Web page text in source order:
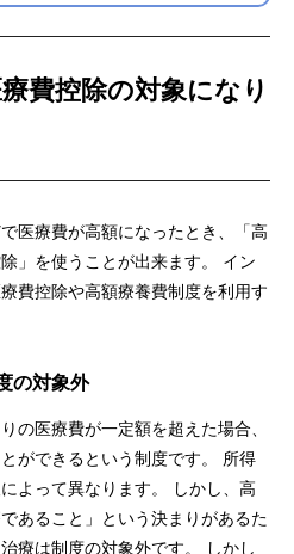
費控除の対象になり
医療費が高額になったとき、「高
」を使うことが出来ます。 イン
費控除や高額療養費制度を利用す
の対象外
の医療費が一定額を超えた場合、
ができるという制度です。 所得
よって異なります。 しかし、高
あること」という決まりがあるた
療は制度の対象外です。 しかし